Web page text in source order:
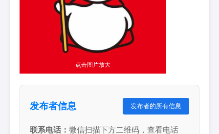
点击图片放大
发布者信息 发布者的所有信息
联系电话： 微信扫描下方二维码，查看电话